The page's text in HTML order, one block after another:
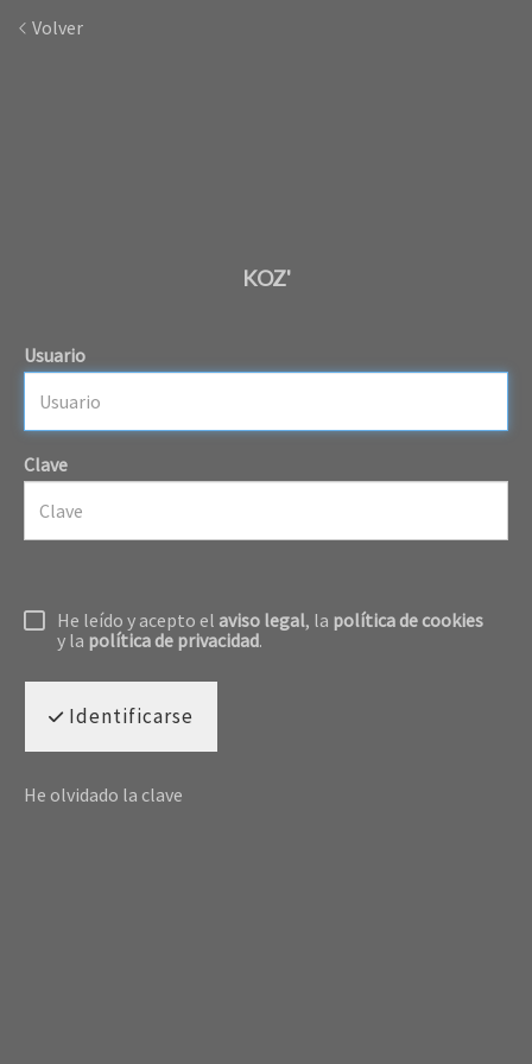
Volver
KOZ'
Usuario
Clave
He leído y acepto el aviso legal, la política de cookies
y la política de privacidad.
Identificarse
He olvidado la clave